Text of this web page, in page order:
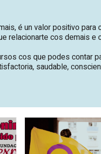
é un valor positivo
relacionarte cos demais e
cos que podes contar
saudable,